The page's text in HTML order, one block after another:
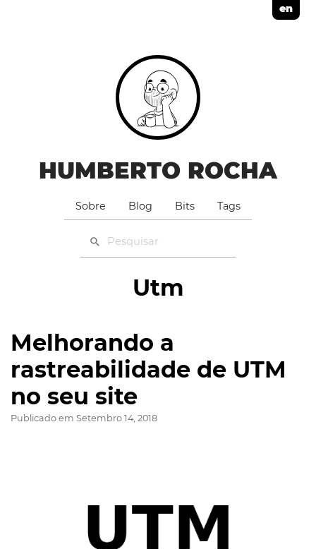
en
HUMBERTO ROCHA
Sobre Blog Bits Tags
Utm
Melhorando a
rastreabilidade de UTM
no seu site
Publicado em Setembro 14, 2018